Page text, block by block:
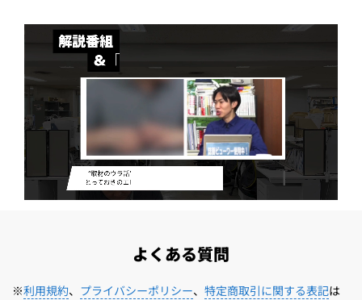
よくある質問
※利用規約、 プライバシーポリシー、 特定商取引に関する表記は